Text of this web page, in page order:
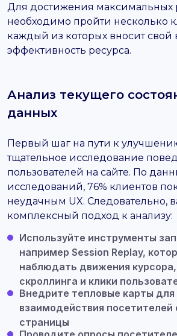
Для достижения максимальных
необходимо пройти несколько
каждый из которых вносит
эффективность ресурса.
Анализ текущего
данных
Первый шаг на пути к
тщательное исследование
пользователей на сайте. По
исследований, 76% клиентов
неудачным UX. Следовательно,
комплексный подход к анализу:
Используйте инструменты
например Session Replay,
наблюдать движения курсора,
скроллинга и клики
Внедрите тепловые карты
взаимодействия
страницы